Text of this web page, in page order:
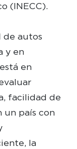
(INECC).
de autos
y en
en
facilidad de
un país con
la